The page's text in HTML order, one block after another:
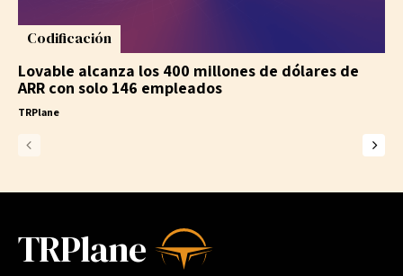
Codificación
Lovable alcanza los 400 millones de dólares de
ARR con solo 146 empleados
TRPlane
TRPlane